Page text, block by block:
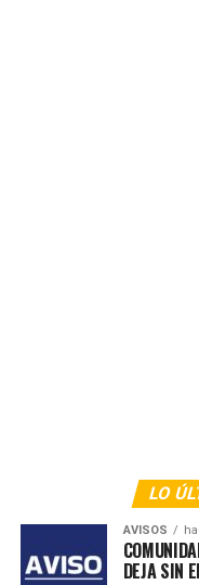
LO
AVISOS
DEJA SIN